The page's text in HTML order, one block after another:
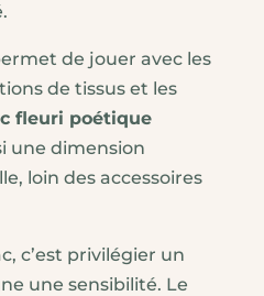
de jouer avec les
de tissus et les
fleuri poétique
une dimension
loin des accessoires
c’est privilégier un
une sensibilité. Le